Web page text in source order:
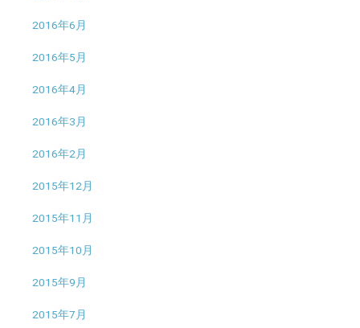
2016年6月
2016年5月
2016年4月
2016年3月
2016年2月
2015年12月
2015年11月
2015年10月
2015年9月
2015年7月